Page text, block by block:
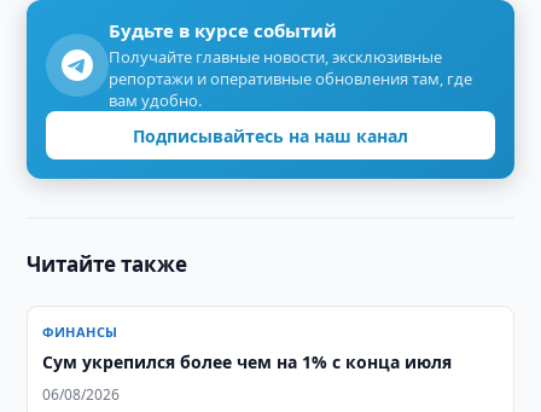
Будьте в курсе событий
Получайте главные новости, эксклюзивные
репортажи и оперативные обновления там, где
вам удобно.
Подписывайтесь на наш канал
Читайте также
ФИНАНСЫ
Сум укрепился более чем на 1% с конца июля
06/08/2026